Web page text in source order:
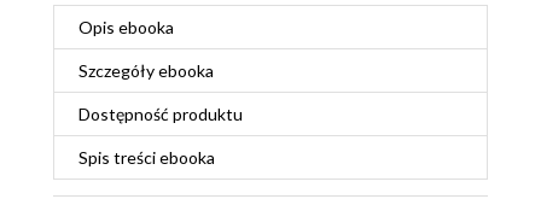
Opis ebooka
Szczegółyebooka
Dostępność produktu
Spis treściebooka